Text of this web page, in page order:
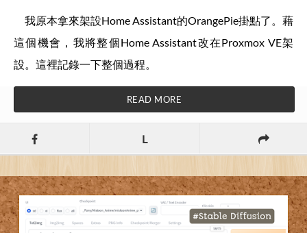
我原本拿來架設Home Assistant的OrangePie掛點了。藉
這個機會，我將整個Home Assistant改在Proxmox VE架
設。這裡記錄一下整個過程。
READ MORE
L